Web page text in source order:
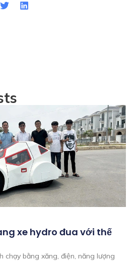
xe hydro đua với thế
chạy bằng xăng, điện, năng lượng